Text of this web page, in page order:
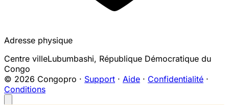
Adresse physique
Centre villeLubumbashi, République Démocratique du
Congo
© 2026 Congopro · Support · Aide · Confidentialité ·
Conditions